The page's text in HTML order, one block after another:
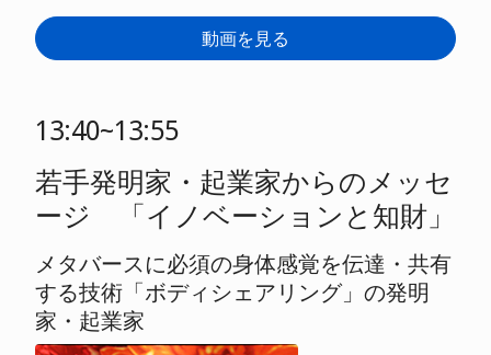
動画を見る
13:40~13:55
若手発明家・起業家からのメッセ
ージ 「イノベーションと知財」
メタバースに必須の身体感覚を伝達・共有
する技術「ボディシェアリング」の発明
家・起業家